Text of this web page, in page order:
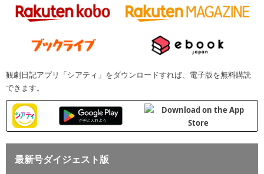
観劇日記アプリ「シアティ」をダウンロードすれば、電子版を無料購読
できます。
最新号ダイジェスト版